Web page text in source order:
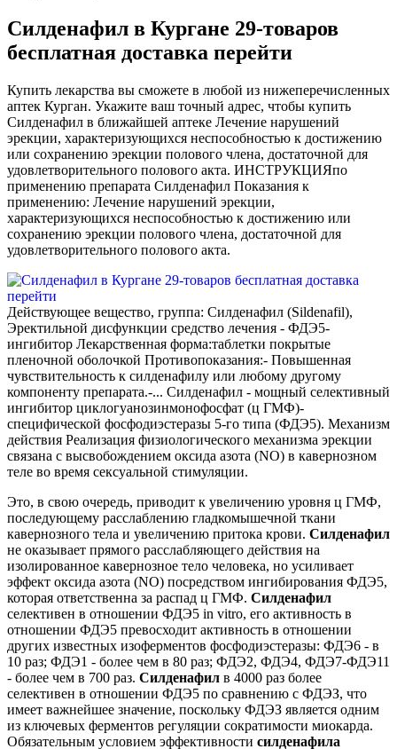
Силденафил в Кургане 29-товаров
бесплатная доставка перейти
Купить лекарства вы сможете в любой из нижеперечисленных
аптек Курган. Укажите ваш точный адрес, чтобы купить
Силденафил в ближайшей аптеке Лечение нарушений
эрекции, характеризующихся неспособностью к достижению
или сохранению эрекции полового члена, достаточной для
удовлетворительного полового акта. ИНСТРУКЦИЯпо
применению препарата Силденафил Показания к
применению: Лечение нарушений эрекции,
характеризующихся неспособностью к достижению или
сохранению эрекции полового члена, достаточной для
удовлетворительного полового акта.
Действующее вещество, группа: Силденафил (Sildenafil),
Эректильной дисфункции средство лечения - ФДЭ5-
ингибитор Лекарственная форма:таблетки покрытые
пленочной оболочкой Противопоказания:- Повышенная
чувствительность к силденафилу или любому другому
компоненту препарата.-... Силденафил - мощный селективный
ингибитор циклогуанозинмонофосфат (ц ГМФ)-
специфической фосфодиэстеразы 5-го типа (ФДЭ5). Механизм
действия Реализация физиологического механизма эрекции
связана с высвобождением оксида азота (NO) в кавернозном
теле во время сексуальной стимуляции.
Это, в свою очередь, приводит к увеличению уровня ц ГМФ,
последующему расслаблению гладкомышечной ткани
кавернозного тела и увеличению притока крови. Силденафил
не оказывает прямого расслабляющего действия на
изолированное кавернозное тело человека, но усиливает
эффект оксида азота (NO) посредством ингибирования ФДЭ5,
которая ответственна за распад ц ГМФ. Силденафил
селективен в отношении ФДЭ5 in vitro, его активность в
отношении ФДЭ5 превосходит активность в отношении
других известных изоферментов фосфодиэстеразы: ФДЭ6 - в
10 раз; ФДЭ1 - более чем в 80 раз; ФДЭ2, ФДЭ4, ФДЭ7-ФДЭ11
- более чем в 700 раз. Силденафил в 4000 раз более
селективен в отношении ФДЭ5 по сравнению с ФДЭЗ, что
имеет важнейшее значение, поскольку ФДЭЗ является одним
из ключевых ферментов регуляции сократимости миокарда.
Обязательным условием эффективности силденафила